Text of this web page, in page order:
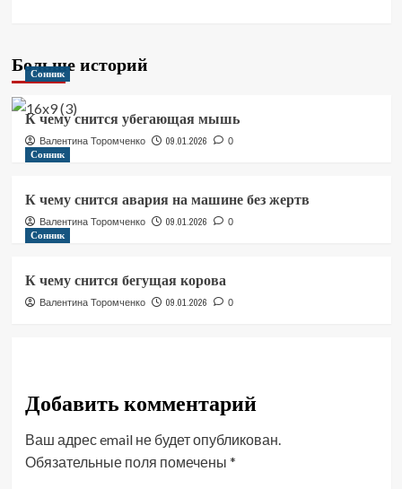
Больше историй
Сонник
К чему снится убегающая мышь
Валентина Торомченко 09.01.2026 0
Сонник
К чему снится авария на машине без жертв
Валентина Торомченко 09.01.2026 0
Сонник
К чему снится бегущая корова
Валентина Торомченко 09.01.2026 0
Добавить комментарий
Ваш адрес email не будет опубликован.
Обязательные поля помечены *